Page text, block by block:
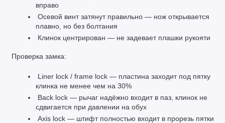
вправо
Осевой винт затянут правильно — нож открывается
плавно, но без болтания
Клинок центрирован — не задевает плашки рукояти
Проверка замка:
Liner lock / frame lock — пластина заходит под пятку
клинка не менее чем на 30%
Back lock — рычаг надёжно входит в паз, клинок не
сдвигается при давлении на обух
Axis lock — штифт полностью входит в прорезь пятки